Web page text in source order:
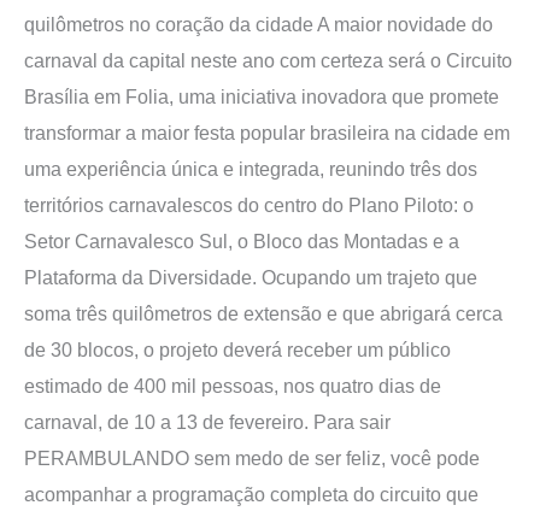
quilômetros no coração da cidade A maior novidade do
carnaval da capital neste ano com certeza será o Circuito
Brasília em Folia, uma iniciativa inovadora que promete
transformar a maior festa popular brasileira na cidade em
uma experiência única e integrada, reunindo três dos
territórios carnavalescos do centro do Plano Piloto: o
Setor Carnavalesco Sul, o Bloco das Montadas e a
Plataforma da Diversidade. Ocupando um trajeto que
soma três quilômetros de extensão e que abrigará cerca
de 30 blocos, o projeto deverá receber um público
estimado de 400 mil pessoas, nos quatro dias de
carnaval, de 10 a 13 de fevereiro. Para sair
PERAMBULANDO sem medo de ser feliz, você pode
acompanhar a programação completa do circuito que